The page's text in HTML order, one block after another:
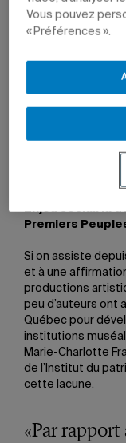
Titre de sa thèse:
collaboration avec
Direction de
Dominic Hardy,
Enjeu social: la
Premiers
Si on assiste
et à une
productions
peu d’auteurs ont
Québec pour
institutions
Marie-Charlotte
de l’Institut du
cette lacune.
«Par
Vous pouvez
« Préférences ».